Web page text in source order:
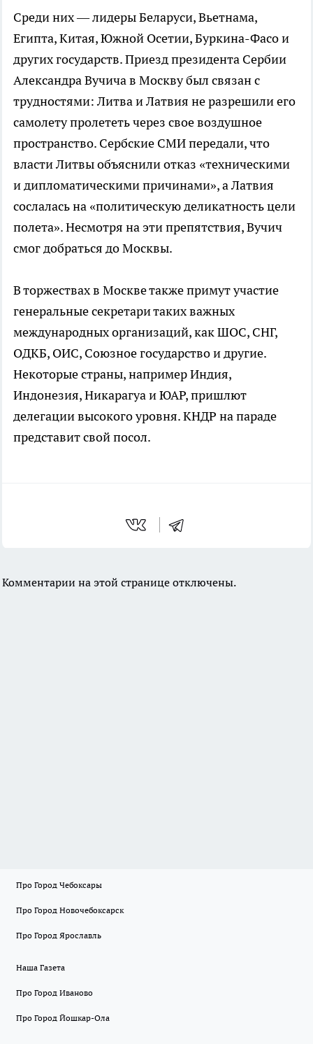
Среди них — лидеры Беларуси, Вьетнама,
Египта, Китая, Южной Осетии, Буркина-Фасо и
других государств. Приезд президента Сербии
Александра Вучича в Москву был связан с
трудностями: Литва и Латвия не разрешили его
самолету пролететь через свое воздушное
пространство. Сербские СМИ передали, что
власти Литвы объяснили отказ «техническими
и дипломатическими причинами», а Латвия
сослалась на «политическую деликатность цели
полета». Несмотря на эти препятствия, Вучич
смог добраться до Москвы.
В торжествах в Москве также примут участие
генеральные секретари таких важных
международных организаций, как ШОС, СНГ,
ОДКБ, ОИС, Союзное государство и другие.
Некоторые страны, например Индия,
Индонезия, Никарагуа и ЮАР, пришлют
делегации высокого уровня. КНДР на параде
представит свой посол.
Комментарии на этой странице отключены.
Про Город Чебоксары
Про Город Новочебоксарск
Про Город Ярославль
Наша Газета
Про Город Иваново
Про Город Йошкар-Ола